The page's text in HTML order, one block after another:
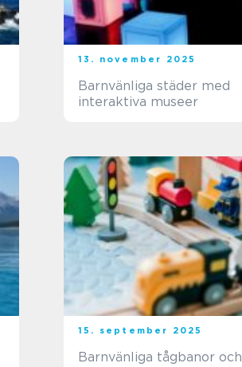
13. november 2025
Barnvänliga städer med
interaktiva museer
15. september 2025
Barnvänliga tågbanor och